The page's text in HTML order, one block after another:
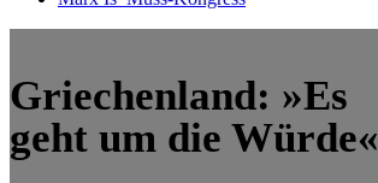
Griechenland: »Es
geht um die Würde«